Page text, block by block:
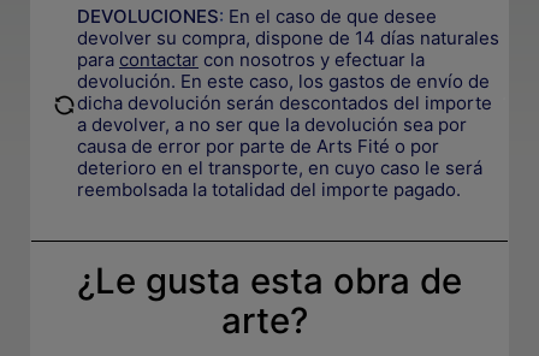
DEVOLUCIONES: En el caso de que desee
devolver su compra, dispone de 14 días naturales
para contactar con nosotros y efectuar la
devolución. En este caso, los gastos de envío de
dicha devolución serán descontados del importe
a devolver, a no ser que la devolución sea por
causa de error por parte de Arts Fité o por
deterioro en el transporte, en cuyo caso le será
reembolsada la totalidad del importe pagado.
¿Le gusta esta obra de
arte?